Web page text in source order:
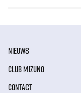
NIEUWS
CLUB MIZUNO
CONTACT